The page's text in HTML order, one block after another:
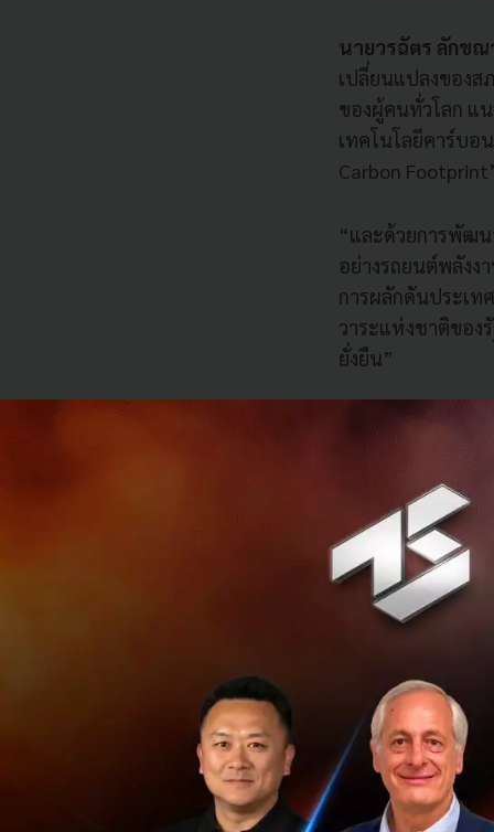
นายวรฉัตร ลักขณ
เปลี่ยนแปลงของ
ของผู้คนทั่วโลก แ
เทคโนโลยีคาร์บ
Carbon
“และด้วยการพัฒ
อย่างรถยนต์พลังง
การผลักดันประเ
วาระแห่งชาติขอ
ยั่งยืน”
“ที่ผ่านมา Grab
พลังงานสะอาด
ส่งเสริมให้พาร์ท
ฟีเจอร์พิเศษที่ชวน
เพื่อสมทบในการ
ใช้ยานยนต์ไฟฟ้า
ได้ 10% ของจำ
ในการขับเคลื่อนพ